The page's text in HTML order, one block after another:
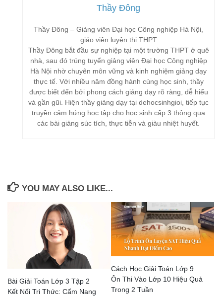
Thầy Đông
Thầy Đông – Giảng viên Đại học Công nghiệp Hà Nội,
giáo viên luyện thi THPT
Thầy Đông bắt đầu sự nghiệp tại một trường THPT ở quê
nhà, sau đó trúng tuyển giảng viên Đại học Công nghiệp
Hà Nội nhờ chuyên môn vững và kinh nghiệm giảng dạy
thực tế. Với nhiều năm đồng hành cùng học sinh, thầy
được biết đến bởi phong cách giảng dạy rõ ràng, dễ hiểu
và gần gũi. Hiện thầy giảng dạy tại dehocsinhgioi, tiếp tục
truyền cảm hứng học tập cho học sinh cấp 3 thông qua
các bài giảng súc tích, thực tiễn và giàu nhiệt huyết.
YOU MAY ALSO LIKE...
Bài Giải Toán Lớp 3 Tập 2
Kết Nối Tri Thức: Cẩm Nang
Cách Học Giải Toán Lớp 9
Ôn Thi Vào Lớp 10 Hiệu Quả
Trong 2 Tuần